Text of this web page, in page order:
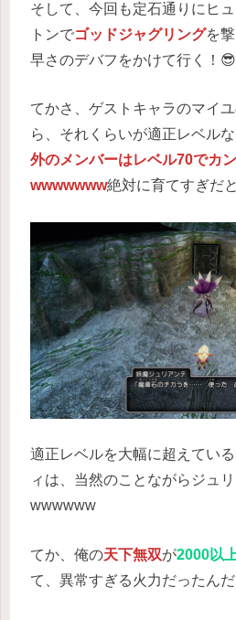
そして、今回も定石通りにヒ
トンでゴッドジャグリングを
早さのデバフをかけて行く！😎
てかさ、ゲストキャラのマイ
ら、それくらいが適正レベルな
外のメンバーはレベル70でカ
wwwwwww絶対に育てすぎだ
適正レベルを大幅に超えてい
ィは、当然のことながらジュ
wwwwww
てか、俺の天下無双が2000以
て、異常すぎる火力だったん